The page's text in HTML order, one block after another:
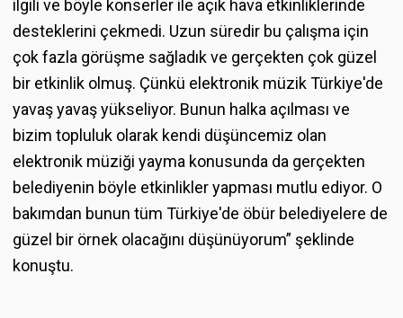
ilgili ve böyle konserler ile açık hava etkinliklerinde
desteklerini çekmedi. Uzun süredir bu çalışma için
çok fazla görüşme sağladık ve gerçekten çok güzel
bir etkinlik olmuş. Çünkü elektronik müzik Türkiye'de
yavaş yavaş yükseliyor. Bunun halka açılması ve
bizim topluluk olarak kendi düşüncemiz olan
elektronik müziği yayma konusunda da gerçekten
belediyenin böyle etkinlikler yapması mutlu ediyor. O
bakımdan bunun tüm Türkiye'de öbür belediyelere de
güzel bir örnek olacağını düşünüyorum” şeklinde
konuştu.